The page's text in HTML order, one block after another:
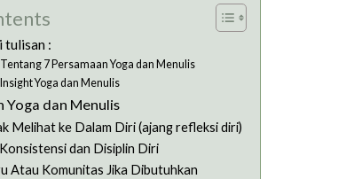
tulisan :
Tentang 7 Persamaan Yoga dan Menulis
Insight Yoga dan Menulis
Yoga dan Menulis
Melihat ke Dalam Diri (ajang refleksi diri)
dan Disiplin Diri
Atau Komunitas Jika Dibutuhkan